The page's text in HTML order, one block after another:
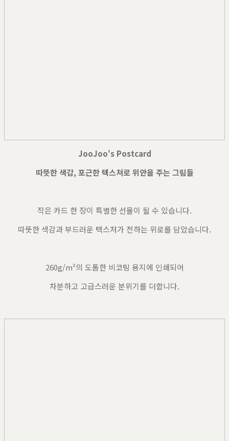
JooJoo's Postcard
따뜻한 색감, 포근한 텍스쳐로 위안을 주는 그림들
작은 카드 한 장이 특별한 선물이 될 수 있습니다.
따뜻한 색감과 부드러운 텍스처가 전하는 위로를 담았습니다.
260g/m²의 도톰한 비코팅 용지에 인쇄되어
차분하고 고급스러운 분위기를 더합니다.